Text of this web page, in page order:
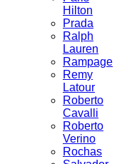
Hilton
Prada
Ralph
Lauren
Rampage
Remy
Latour
Roberto
Cavalli
Roberto
Verino
Rochas